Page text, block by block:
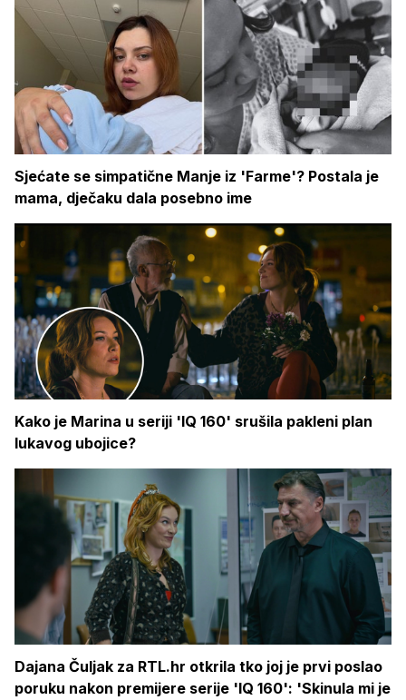
Sjećate se simpatične Manje iz 'Farme'? Postala je
mama, dječaku dala posebno ime
Kako je Marina u seriji 'IQ 160' srušila pakleni plan
lukavog ubojice?
Dajana Čuljak za RTL.hr otkrila tko joj je prvi poslao
poruku nakon premijere serije 'IQ 160': 'Skinula mi je